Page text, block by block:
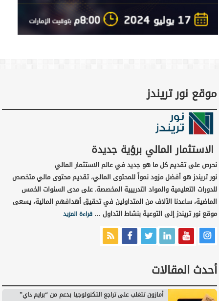
موقع نور تريندز
الاستثمار المالي برؤية جديدة
نحرص على تقديم كل ما هو جديد في عالم الاستثمار المالي
نور تريندز هو أفضل مزود نمواً للمحتوى المالي، تقديم محتوى مالي متخصص
للدورات التعليمية والمواد التدريبية المخصصة. على مدى السنوات الخمس
الماضية، ساعدنا الآلاف من المتداولين في تحقيق أهدافهم المالية، يسعى
موقع نور تريندز إلى التوعية بنشاط التداول …قراءة المزيد
أحدث المقالات
أمازون تتغلب على تراجع التكنولوجيا بدعم من “برايم داي”